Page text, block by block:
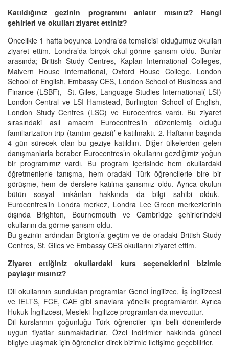
Katıldığınız gezinin programını anlatır mısınız? Hangi
şehirleri ve okulları ziyaret ettiniz?
Öncelikle 1 hafta boyunca Londra’da temsilcisi olduğumuz okulları
ziyaret ettim. Londra’da birçok okul görme şansım oldu. Bunlar
arasında; British Study Centres, Kaplan International Colleges,
Malvern House International, Oxford House College, London
School of English, Embassy CES, London School of Business and
Finance (LSBF), St. Giles, Language Studies International( LSI)
London Central ve LSI Hamstead, Burlington School of English,
London Study Centres (LSC) ve Eurocentres vardı. Bu ziyaret
sırasındaki asıl amacım Eurocentres’in düzenlemiş olduğu
familiarization trip (tanıtım gezisi)’ e katılmaktı. 2. Haftanın başında
4 gün sürecek olan bu geziye katıldım. Diğer ülkelerden gelen
danışmanlarla beraber Eurocentres’ın okullarını gezdiğimiz yoğun
bir programımız vardı. Bu program içerisinde hem okullardaki
öğretmenlerle tanışma, hem oradaki Türk öğrencilerle bire bir
görüşme, hem de derslere katılma şansımız oldu. Ayrıca okulun
bütün sosyal imkânları hakkında da bilgi sahibi olduk.
Eurocentres’in Londra merkez, Londra Lee Green merkezlerinin
dışında Brighton, Bournemouth ve Cambridge şehirlerindeki
okullarını da görme şansım oldu.
Bu gezinin ardından Brigton’a geçtim ve de oradaki British Study
Centres, St. Giles ve Embassy CES okullarını ziyaret ettim.
Ziyaret ettiğiniz okullardaki kurs seçeneklerini bizimle
paylaşır mısınız?
Dil okullarının sundukları programlar Genel İngilizce, İş İngilizcesi
ve IELTS, FCE, CAE gibi sınavlara yönelik programlardır. Ayrıca
Hukuk İngilizcesi, Mesleki İngilizce programları da mevcuttur.
Dil kurslarının çoğunluğu Türk öğrenciler için belli dönemlerde
uygun fiyatlar sunmaktadırlar. Özel indirimler hakkında güncel
bilgiye ulaşmak için öğrenciler direk bizimle iletişime geçebilirler.